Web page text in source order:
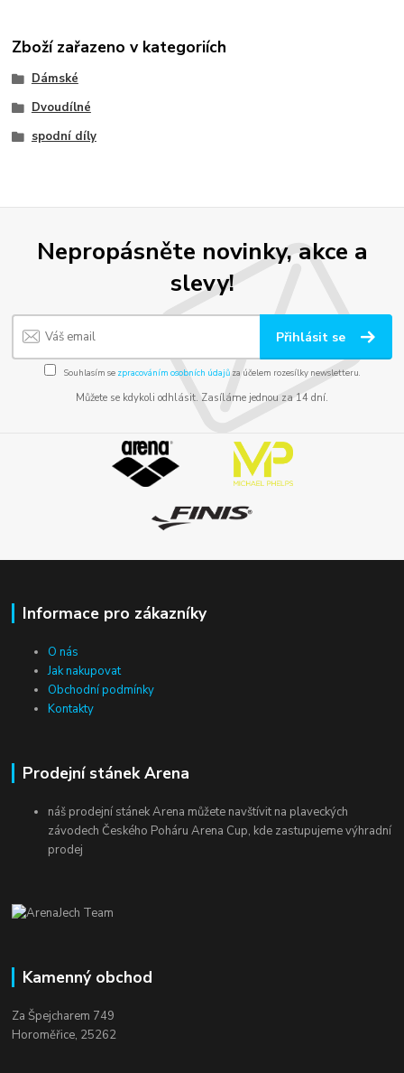
Zboží zařazeno v kategoriích
Dámské
Dvoudílné
spodní díly
Nepropásněte novinky, akce a
slevy!
Přihlásit se
Souhlasím se zpracováním osobních údajůza účelem rozesílky newsletteru.
Můžete se kdykoli odhlásit. Zasíláme jednou za 14 dní.
Informace pro zákazníky
O nás
Jak nakupovat
Obchodní podmínky
Kontakty
Prodejní stánek Arena
náš prodejní stánek Arena můžete navštívit na plaveckých
závodech Českého Poháru Arena Cup, kde zastupujeme výhradní
prodej
Kamenný obchod
Za Špejcharem 749
Horoměřice, 25262